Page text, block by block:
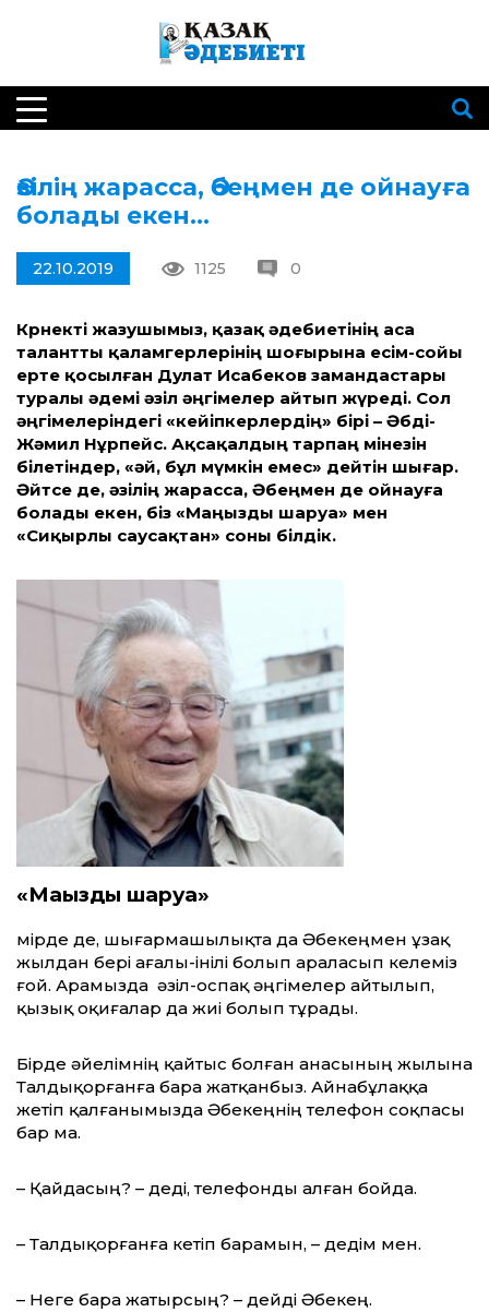
Әзілің жарасса, Әбеңмен де ойнауға
болады екен…
22.10.2019 1125 0
Көрнекті жазушымыз, қазақ әдебиетінің аса
талантты қаламгерлерінің шоғырына есім-сойы
ерте қосылған Дулат Исабеков замандастары
туралы әдемі әзіл әңгімелер айтып жүреді. Сол
әңгімелеріндегі «кейіпкерлердің» бірі – Әбді-
Жәмил Нұрпейс. Ақсақалдың тарпаң мінезін
білетіндер, «әй, бұл мүмкін емес» дейтін шығар.
Әйтсе де, әзілің жарасса, Әбеңмен де ойнауға
болады екен, біз «Маңызды шаруа» мен
«Сиқырлы саусақтан» соны білдік.
«Маңызды шаруа»
Өмірде де, шығармашылықта да Әбекеңмен ұзақ
жылдан бері ағалы-інілі болып араласып келеміз
ғой. Арамызда әзіл-оспақ әңгімелер айтылып,
қызық оқиғалар да жиі болып тұрады.
Бірде әйелімнің қайтыс болған ана­сы­ның жылына
Талдықорғанға бара жатқанбыз. Айнабұлаққа
жетіп қалғаны­мызда Әбекеңнің телефон соқпасы
бар ма.
– Қайдасың? – деді, телефонды алған бойда.
– Талдықорғанға кетіп барамын, – дедім мен.
– Неге бара жатырсың? – дейді Әбекең.